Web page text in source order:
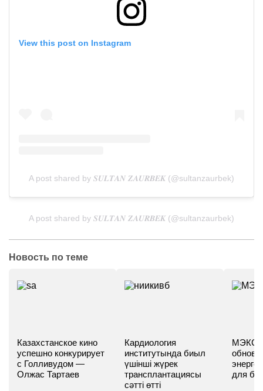
View this post on Instagram
A post shared by 𝑺𝑼𝑳𝑻𝑨𝑵 𝒁𝑨𝑼𝑹𝑩𝑬𝑲 (@sultanzaurbek)
A post shared by 𝑺𝑼𝑳𝑻𝑨𝑵 𝒁𝑨𝑼𝑹𝑩𝑬𝑲 (@sultanzaurbek)
Новость по теме
Казахстанское кино
успешно конкурирует
с Голливудом —
Олжас Тартаев
Кардиология
институтында биыл
үшінші жүрек
трансплантациясы
сәтті өтті
МЭКС -
для